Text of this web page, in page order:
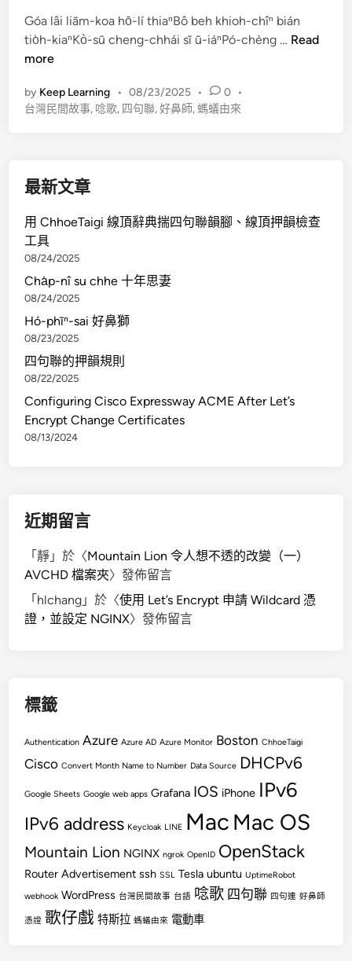
e
d
i
Góa lâi liām-koa hō͘-lí thiaⁿBô beh khioh-chîⁿ bián
tio̍h-kiaⁿKò͘-sū cheng-chhái sī ū-iáⁿPó-chèng … H
i
Read
more
by Keep Learning • 08/23/2025 • 0 •
台灣民間故事, 唸歌, 四句聯,好鼻師,螞蟻由來
最新文章
用 ChhoeTaigi 線頂辭典揣四句聯韻腳、線頂押韻檢查
工具
08/24/2025
Cha̍p-nî su chhe 十年思妻
08/24/2025
Hó-phīⁿ-sai 好鼻獅
08/23/2025
四句聯的押韻規則
08/22/2025
Configuring Cisco Expressway ACME After Let’s
Encrypt Change Certificates
08/13/2024
近期留言
「靜 」於〈Mountain Lion 令人想不透的改變（一）
AVCHD 檔案夾〉發佈留言
「 hlchang 」於〈使用 Let’s Encrypt 申請 Wildcard 憑
證，並設定 NGINX〉發佈留言
標籤
Authentication Azure Azure AD Azure Monitor Boston ChhoeTaigi
Cisco Convert Month Name to Number Data Source DHCPv6
Google Sheets Google web apps Grafana IOS iPhone IPv6
IPv6 address Keycloak LINE Mac Mac OS
Mountain Lion NGINX ngrok OpenID OpenStack
Router Advertisement ssh SSL Tesla ubuntu UptimeRobot
webhook WordPress 台灣民間故事 台語 唸歌 四句聯 四句連 好鼻師
憑證 歌仔戲 特斯拉 螞蟻由來 電動車